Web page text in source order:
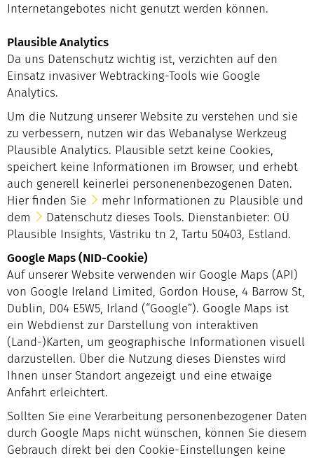
Internetangebotes nicht genutzt werden können.
Plausible Analytics
Da uns Datenschutz wichtig ist, verzichten auf den
Einsatz invasiver Webtracking-Tools wie Google
Analytics.
Um die Nutzung unserer Website zu verstehen und sie
zu verbessern, nutzen wir das Webanalyse Werkzeug
Plausible Analytics. Plausible setzt keine Cookies,
speichert keine Informationen im Browser, und erhebt
auch generell keinerlei personenenbezogenen Daten.
Hier finden Sie
mehr Informationen zu Plausible und
dem
Datenschutz dieses Tools. Dienstanbieter: OÜ
Plausible Insights, Västriku tn 2, Tartu 50403, Estland.
Google Maps (NID-Cookie)
Auf unserer Website verwenden wir Google Maps (API)
von Google Ireland Limited, Gordon House, 4 Barrow St,
Dublin, D04 E5W5, Irland (“Google”). Google Maps ist
ein Webdienst zur Darstellung von interaktiven
(Land-)Karten, um geographische Informationen visuell
darzustellen. Über die Nutzung dieses Dienstes wird
Ihnen unser Standort angezeigt und eine etwaige
Anfahrt erleichtert.
Sollten Sie eine Verarbeitung personenbezogener Daten
durch Google Maps nicht wünschen, können Sie diesem
Gebrauch direkt bei den Cookie-Einstellungen keine